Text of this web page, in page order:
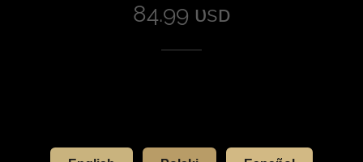
84.99 ᴜsᴅ